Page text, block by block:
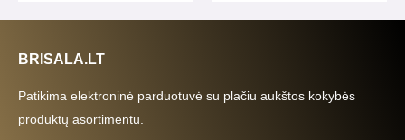
BRISALA.LT
Patikima elektroninė parduotuvė su plačiu aukštos kokybės
produktų asortimentu.